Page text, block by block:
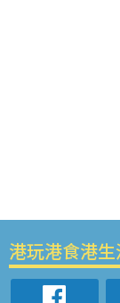
港玩港食港